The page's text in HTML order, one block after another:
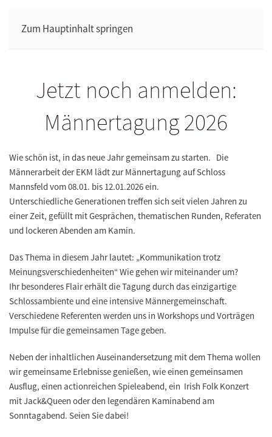
Zum Hauptinhalt springen
Jetzt noch anmelden:
Männertagung 2026
Wie schön ist, in das neue Jahr gemeinsam zu starten. Die
Männerarbeit der EKM lädt zur Männertagung auf Schloss
Mannsfeld vom 08.01. bis 12.01.2026 ein.
Unterschiedliche Generationen treffen sich seit vielen Jahren zu
einer Zeit, gefüllt mit Gesprächen, thematischen Runden, Referaten
und lockeren Abenden am Kamin.
Das Thema in diesem Jahr lautet: „Kommunikation trotz
Meinungsverschiedenheiten“ Wie gehen wir miteinander um?
Ihr besonderes Flair erhält die Tagung durch das einzigartige
Schlossambiente und eine intensive Männergemeinschaft.
Verschiedene Referenten werden uns in Workshops und Vorträgen
Impulse für die gemeinsamen Tage geben.
Neben der inhaltlichen Auseinandersetzung mit dem Thema wollen
wir gemeinsame Erlebnisse genießen, wie einen gemeinsamen
Ausflug, einen actionreichen Spieleabend, ein Irish Folk Konzert
mit Jack&Queen oder den legendären Kaminabend am
Sonntagabend. Seien Sie dabei!